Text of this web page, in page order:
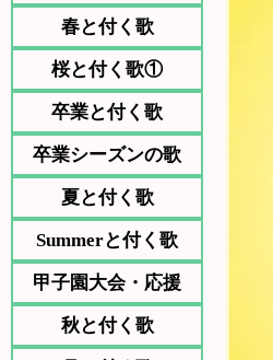
春と付く歌
桜と付く歌①
卒業と付く歌
卒業シーズンの歌
夏と付く歌
Summerと付く歌
甲子園大会・応援
秋と付く歌